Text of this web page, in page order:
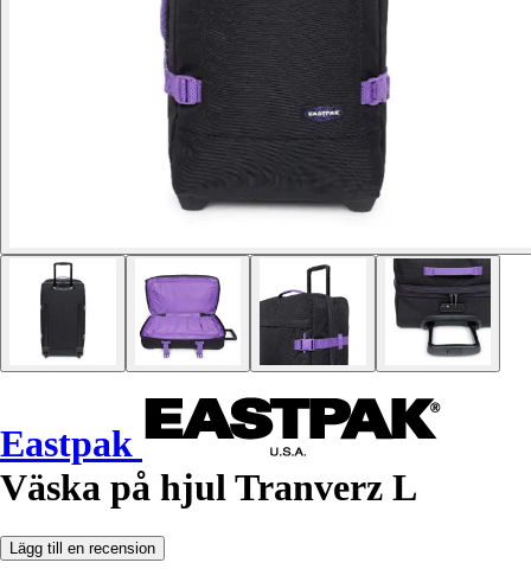
Eastpak
Väska på hjul Tranverz L
Lägg till en recension